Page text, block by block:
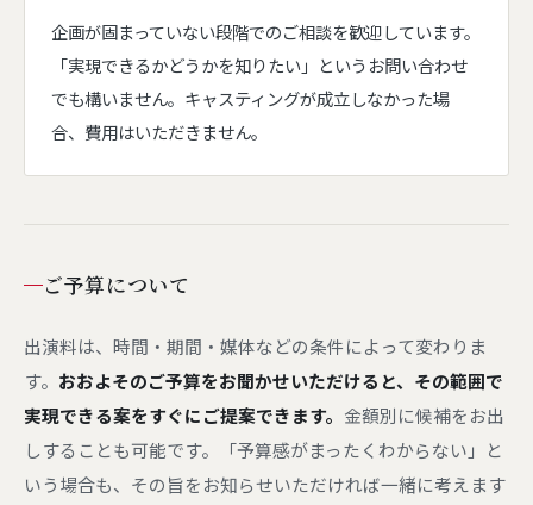
企画が固まっていない段階でのご相談を歓迎しています。
「実現できるかどうかを知りたい」というお問い合わせ
でも構いません。キャスティングが成立しなかった場
合、費用はいただきません。
ご予算について
出演料は、時間・期間・媒体などの条件によって変わりま
す。 おおよそのご予算をお聞かせいただけると、その範囲で
実現できる案をすぐにご提案できます。 金額別に候補をお出
しすることも可能です。「予算感がまったくわからない」と
いう場合も、その旨をお知らせいただければ一緒に考えます